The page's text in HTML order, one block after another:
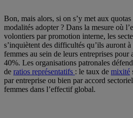
Bon, mais alors, si on s’y met aux
modalités adopter ? Dans la mesure où
volontiers par promotion interne, les
s’inquiètent des difficultés qu’ils auront
femmes au sein de leurs entreprises
40%. Les organisations patronales
de ratios représentatifs : le taux de mixité
par entreprise ou bien par accord
femmes dans l’effectif global.